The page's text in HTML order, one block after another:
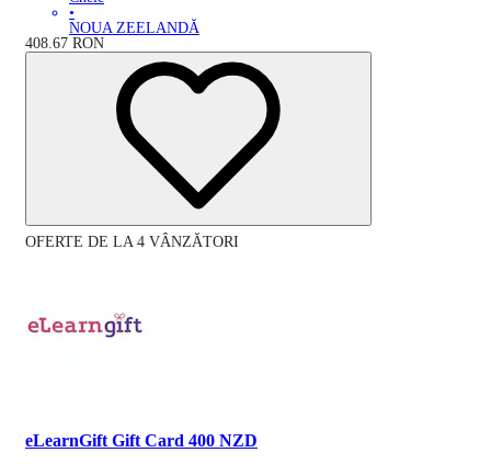
•
NOUA ZEELANDĂ
408.67 RON
OFERTE DE LA 4 VÂNZĂTORI
eLearnGift Gift Card 400 NZD